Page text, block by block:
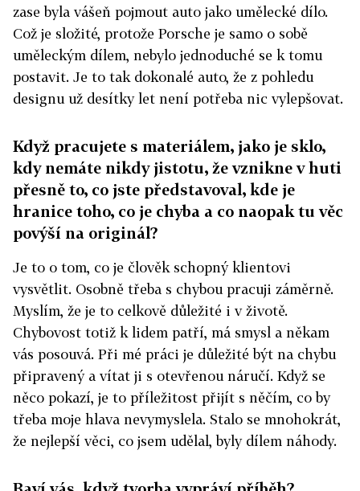
zase byla vášeň pojmout auto jako umělecké dílo.
Což je složité, protože Porsche je samo o sobě
uměleckým dílem, nebylo jednoduché se k tomu
postavit. Je to tak dokonalé auto, že z pohledu
designu už desítky let není potřeba nic vylepšovat.
Když pracujete s materiálem, jako je sklo,
kdy nemáte nikdy jistotu, že vznikne v huti
přesně to, co jste představoval, kde je
hranice toho, co je chyba a co naopak tu věc
povýší na originál?
Je to o tom, co je člověk schopný klientovi
vysvětlit. Osobně třeba s chybou pracuji záměrně.
Myslím, že je to celkově důležité i v životě.
Chybovost totiž k lidem patří, má smysl a někam
vás posouvá. Při mé práci je důležité být na chybu
připravený a vítat ji s otevřenou náručí. Když se
něco pokazí, je to příležitost přijít s něčím, co by
třeba moje hlava nevymyslela. Stalo se mnohokrát,
že nejlepší věci, co jsem udělal, byly dílem náhody.